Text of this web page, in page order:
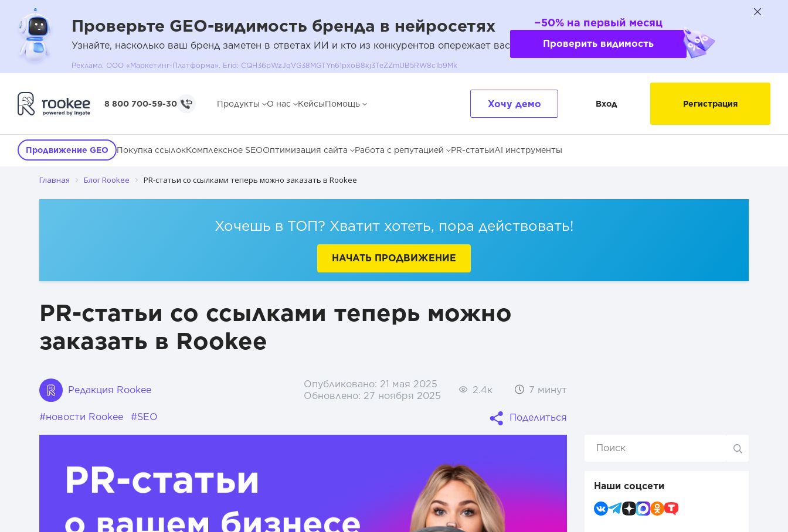
Проверьте GEO-видимость бренда в нейросетях
Узнайте, насколько ваш бренд заметен в ответах ИИ и кто из конкурентов опережает вас
Реклама. ООО «Маркетинг-Платформа». Erid: CQH36pWzJqVG38MGTYn61pxoB8xj3TeZZmUB5RW8c1b9Mk
−50% на первый месяц
Проверить видимость
8 800 700-59-30 Продукты О нас КейсыПомощь Хочу демо Вход Регистрация
Продвижение GEO Покупка ссылокКомплексное SEOОптимизация сайта Работа с репутацией PR-статьиAI инструменты
Главная Блог Rookee PR-статьи со ссылками теперь можно заказать в Rookee
Хочешь в ТОП? Хватит хотеть, пора действовать!
НАЧАТЬ ПРОДВИЖЕНИЕ
PR-статьи со ссылками теперь можно
заказать в Rookee
Редакция Rookee Опубликовано: 21 мая 2025
Обновлено: 27 ноября 2025
2.4к 7 минут
#новости Rookee #SEO Поделиться
Как размещение статьи помогает бизнесу с точки зрения PR
Как размещение статьи помогает бизнесу с точки зрения SEO
Возможности Rookee
Наши соцсети